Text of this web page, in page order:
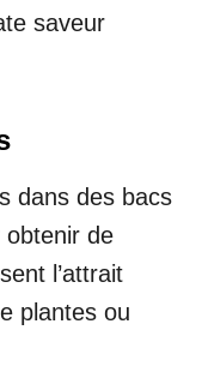
saveur
dans des bacs
obtenir de
l’attrait
plantes ou